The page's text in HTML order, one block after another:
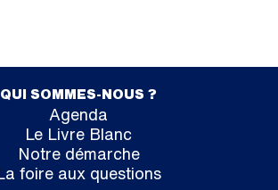
QUI SOMMES-NOUS ?
Agenda
Le Livre Blanc
Notre démarche
La foire aux questions